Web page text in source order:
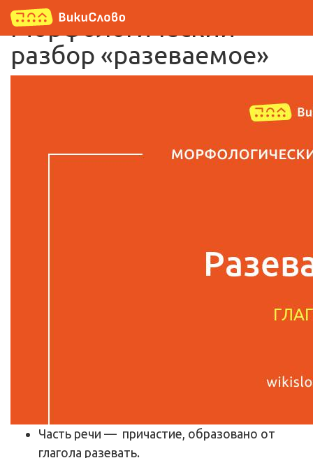
Морфологический
разбор «разеваемое»
Часть речи — причастие, образовано от
глагола разевать.